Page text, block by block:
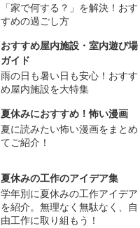
「家で何する？」を解決！おす
すめの過ごし方
おすすめ屋内施設・室内遊び場
ガイド
雨の日も暑い日も安心！おすす
め屋内施設を大特集
夏休みにおすすめ！怖い漫画
夏に読みたい怖い漫画をまとめ
てご紹介！
夏休みの工作のアイデア集
学年別に夏休みの工作アイデア
を紹介。無理なく無駄なく、自
由工作に取り組もう！